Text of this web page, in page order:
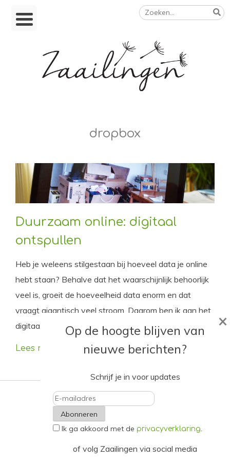
Skip
Zoeken
naar:
dropbox
Duurzaam online: digitaal
ontspullen
Heb je weleens stilgestaan bij hoeveel data je online
hebt staan? Behalve dat het waarschijnlijk behoorlijk
veel is, groeit de hoeveelheid data enorm en dat
vraagt gigantisch veel stroom. Daarom ben ik aan het
digitaal ontspullen geslagen. Doe je mee?
Lees meer
Op de hoogte blijven van
nieuwe berichten?
Schrijf je in voor updates
E-
mailadres
Ik ga akkoord met de privacyverklaring.
of volg Zaailingen via social media
×